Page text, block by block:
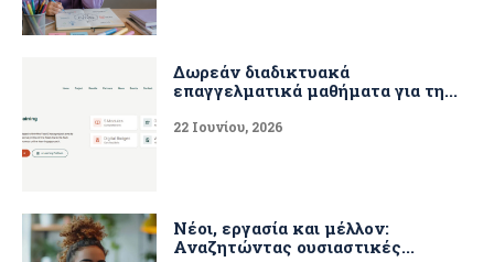
Δωρεάν διαδικτυακά
επαγγελματικά μαθήματα για τη...
22 Ιουνίου, 2026
Νέοι, εργασία και μέλλον:
Αναζητώντας ουσιαστικές...